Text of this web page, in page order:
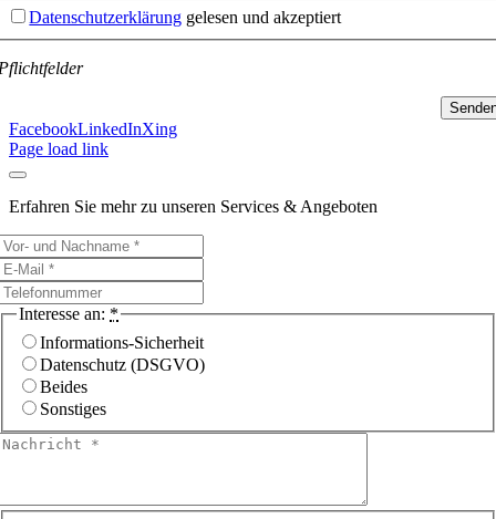
Datenschutzerklärung gelesen und akzeptiert
FacebookLinkedInXing
Page load link
Erfahren Sie mehr zu unseren Services & Angeboten
Interesse an: *
Informations-Sicherheit
Datenschutz (DSGVO)
Beides
Sonstiges